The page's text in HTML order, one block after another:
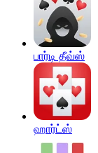
பார்டி தீவ்ஸ்
ஹார்ட்ஸ்